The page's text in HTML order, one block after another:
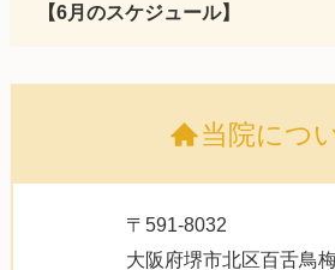
【6月のスケジュール】
当院につ
〒591-8032
大阪府堺市北区百舌鳥